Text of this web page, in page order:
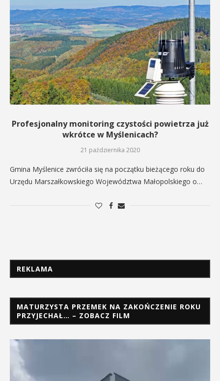
Profesjonalny monitoring czystości powietrza już
wkrótce w Myślenicach?
21 października 2020
Gmina Myślenice zwróciła się na początku bieżącego roku do
Urzędu Marszałkowskiego Województwa Małopolskiego o…
REKLAMA
MATURZYSTA PRZEMEK NA ZAKOŃCZENIE ROKU
PRZYJECHAŁ… – ZOBACZ FILM
Odtwarzacz